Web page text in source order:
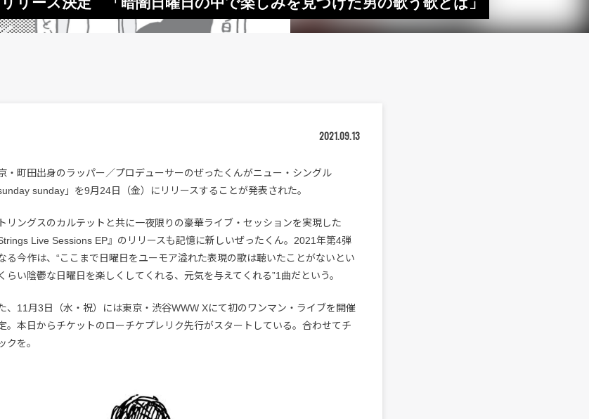
2021.09.13
・町田出身のラッパー／プロデューサーのぜったくんがニュー・シングル
sunday sunday」を9月24日（金）にリリースすることが発表された。
リングスのカルテットと共に一夜限りの豪華ライブ・セッションを実現した
Strings Live Sessions EP』のリリースも記憶に新しいぜったくん。2021年第4弾
る今作は、“ここまで日曜日をユーモア溢れた表現の歌は聴いたことがないとい
らい陰鬱な日曜日を楽しくしてくれる、元気を与えてくれる”1曲だという。
、11月3日（水・祝）には東京・渋谷WWW Xにて初のワンマン・ライブを開催
。本日からチケットのローチケプレリク先行がスタートしている。合わせてチ
クを。